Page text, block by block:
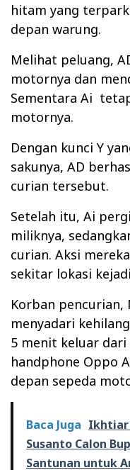
hitam yang
depan warung.
Melihat peluang,
motornya dan
Sementara Ai
motornya.
Dengan kunci Y
sakunya, AD
curian tersebut.
Setelah itu, Ai
miliknya,
curian. Aksi
sekitar lokasi
Korban pencurian,
menyadari
5 menit keluar
handphone Oppo
depan sepeda
Baca Juga Ikhtiar
Susanto Calon
Santunan untuk